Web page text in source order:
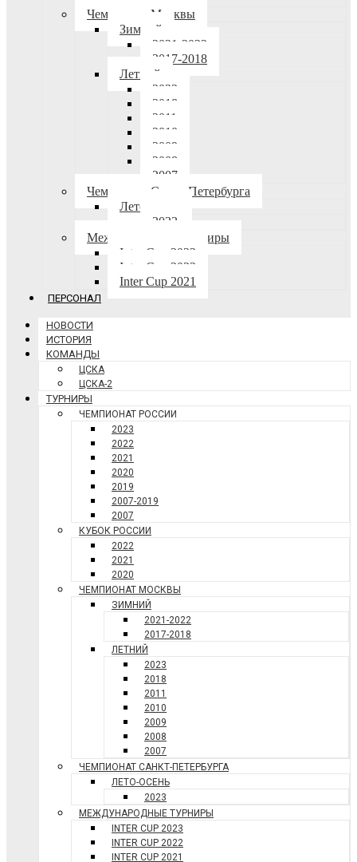
Чемпионат Москвы
Зимний
2021-2022
2017-2018
Летний
2023
2018
2011
2010
2009
2008
2007
Чемпионат Санкт-Петербурга
Лето-осень
2023
Международные турниры
Inter Cup 2023
Inter Cup 2022
Inter Cup 2021
ПЕРСОНАЛ
НОВОСТИ
ИСТОРИЯ
КОМАНДЫ
ЦСКА
ЦСКА-2
ТУРНИРЫ
ЧЕМПИОНАТ РОССИИ
2023
2022
2021
2020
2019
2007-2019
2007
КУБОК РОССИИ
2022
2021
2020
ЧЕМПИОНАТ МОСКВЫ
ЗИМНИЙ
2021-2022
2017-2018
ЛЕТНИЙ
2023
2018
2011
2010
2009
2008
2007
ЧЕМПИОНАТ САНКТ-ПЕТЕРБУРГА
ЛЕТО-ОСЕНЬ
2023
МЕЖДУНАРОДНЫЕ ТУРНИРЫ
INTER CUP 2023
INTER CUP 2022
INTER CUP 2021